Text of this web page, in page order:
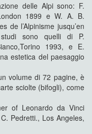
delle Alpi sono: F.
1899 e W. A. B.
de l’Alpinisme jusqu’en
sono quelli di P.
1993, e E.
estetica del paesaggio
volume di 72 pagine, è
sciolte (bifogli), come
of Leonardo da Vinci
Pedretti., Los Angeles,